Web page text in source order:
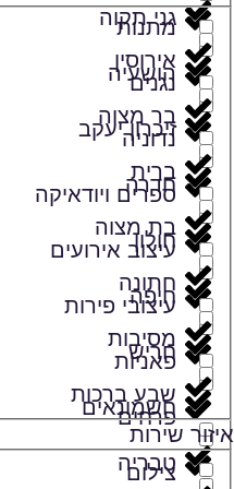
מתנות
נגנים
נדוניה
ספרים ויודאיקה
עיצוב אירועים
עיצובי פירות
פאניות
פרחים
צילום
גני תקוה
הושעיה
זיכרון יעקב
חדרה
חולון
חיפה
חריש
חשמונאים
טבריה
אירוסין
בר מצוה
ברית
בת מצוה
חתונה
מסיבות
שבע ברכות
איזור שירות